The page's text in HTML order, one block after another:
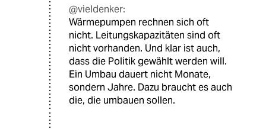
@vieldenker:
Wärmepumpen rechnen sich oft
nicht. Leitungskapazitäten sind oft
nicht vorhanden. Und klar ist auch,
dass die Politik gewählt werden will.
Ein Umbau dauert nicht Monate,
sondern Jahre. Dazu braucht es auch
die, die umbauen sollen.